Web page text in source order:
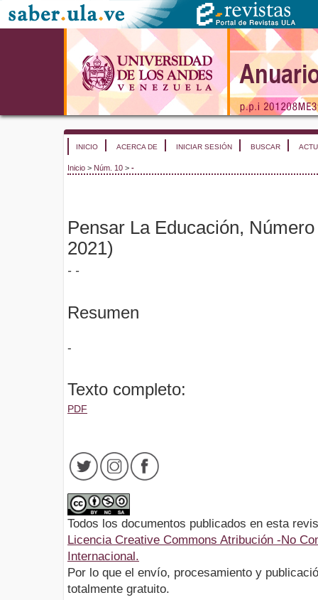
INICIO ACERCA DE INICIAR SESIÓN BUSCAR
Inicio > Núm. 10 > -
Pensar La Educación,
2021)
- -
Resumen
-
Texto completo:
PDF
Todos los documentos publicados en esta
Licencia Creative Commons Atribución -No
Internacional.
Por lo que el envío, procesamiento y
totalmente gratuito.